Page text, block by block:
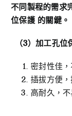
不同製程的需求
位保護 的關鍵。
（3）加工孔位
密封性佳
插拔方便
高耐久，